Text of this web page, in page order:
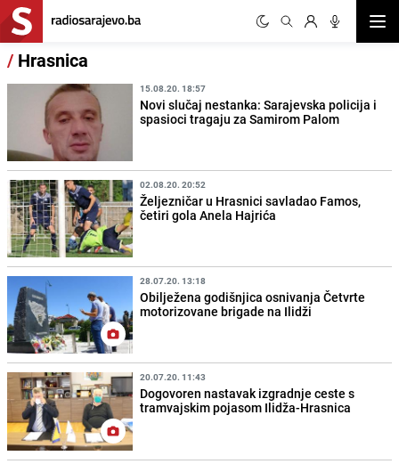
/ Hrasnica
15.08.20. 18:57
Novi slučaj nestanka: Sarajevska policija i
spasioci tragaju za Samirom Palom
02.08.20. 20:52
Željezničar u Hrasnici savladao Famos,
četiri gola Anela Hajrića
28.07.20. 13:18
Obilježena godišnjica osnivanja Četvrte
motorizovane brigade na Ilidži
20.07.20. 11:43
Dogovoren nastavak izgradnje ceste s
tramvajskim pojasom Ilidža-Hrasnica